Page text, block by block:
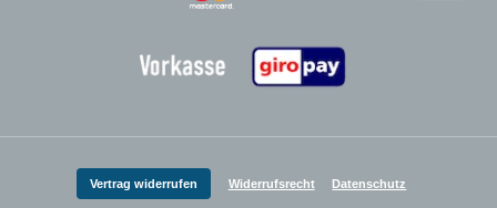
Zahlungsanbieter
Vertrag widerrufen Widerrufsrecht Datenschutz